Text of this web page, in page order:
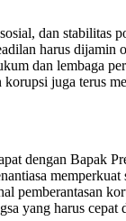
dan stabilitas
harus dijamin
dan lembaga
korupsi juga terus
dengan Bapak
memperkuat
pemberantasan
yang harus cepat